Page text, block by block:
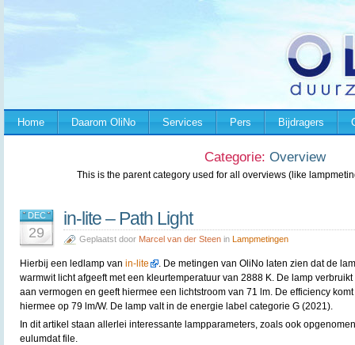
Home Daarom OliNo Services Pers Bijdragers
Categorie: Overview
This is the parent category used for all overviews (like
DEC
29
in-lite – Path Light
Geplaatst door Marcel van der Steen in Lampmetingen
Hierbij een ledlamp van in-lite
. De metingen van OliNo laten zien dat de
warmwit licht afgeeft met een kleurtemperatuur van 2888 K. De lamp verbruikt
aan vermogen en geeft hiermee een lichtstroom van 71 lm. De efficiency komt
hiermee op 79 lm/W. De lamp valt in de energie label categorie G (2021).
In dit artikel staan allerlei interessante lampparameters, zoals ook
eulumdat file.